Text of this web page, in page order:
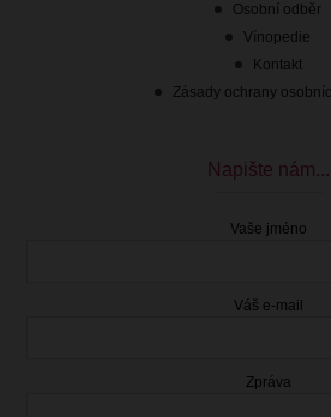
Osobní odběr
Vínopedie
Kontakt
Zásady ochrany
Napište nám...
Vaše jméno
Váš e-mail
Zpráva